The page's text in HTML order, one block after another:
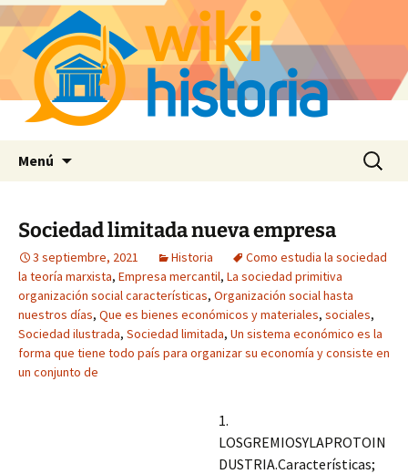
Menú Buscar:
Sociedad limitada nueva empresa
3 septiembre, 2021 Historia
Como estudia la sociedad
la teoría marxista, Empresa mercantil, La sociedad primitiva
organización social características, Organización social hasta
nuestros días, Que es bienes económicos y materiales, sociales,
Sociedad ilustrada, Sociedad limitada, Un sistema económico es la
forma que tiene todo país para organizar su economía y consiste en
un conjunto de
1.
LOSGREMIOSYLAPROTOIN
DUSTRIA.Características;